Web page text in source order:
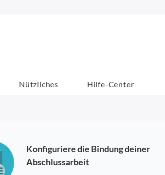
Nützliches Hilfe-Center
Konfiguriere die Bindung deiner
Abschlussarbeit